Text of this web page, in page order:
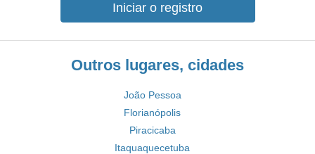
Iniciar o registro
Outros lugares, cidades
João Pessoa
Florianópolis
Piracicaba
Itaquaquecetuba